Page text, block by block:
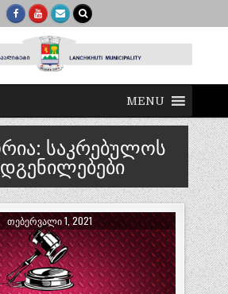
MENU
საკრებულოს
ᲗᲔᲑᲔᲠᲕᲐᲚᲘ 1, 2021